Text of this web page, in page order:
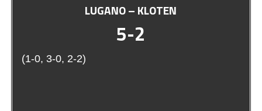
LUGANO – KLOTEN
5-2
(1-0, 3-0, 2-2)